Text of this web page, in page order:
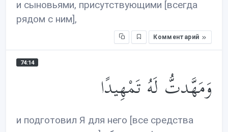
и сыновьями, присутствующими [всегда
рядом с ним],
Комментарий
74:14
وَمَهَّدتُّ لَهُ تَمْهِيدًا
и подготовил Я для него [все средства